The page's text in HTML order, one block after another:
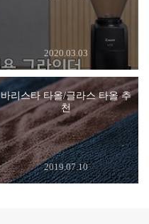
2020.03.03
바리스타 타올/글라스 타올 추
천
2019.07.10